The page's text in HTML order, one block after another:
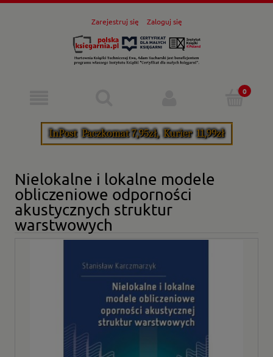
Zarejestruj się Zaloguj się
Nielokalne i lokalne modele
obliczeniowe odporności
akustycznych struktur
warstwowych